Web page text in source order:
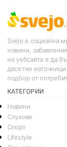
Svejo е социална
новини,
на уебсайта е да
десетки
подбор от
КАТЕГОРИИ
Новини
Слухове
Спорт
Lifestyle